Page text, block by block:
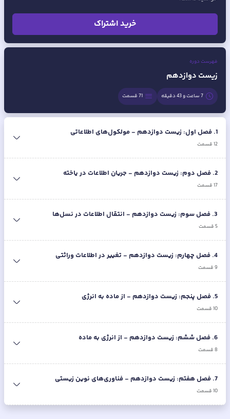
خرید اشتراک
فهرست دوره
زیست دوازدهم
7 ساعت و 43 دقیقه 71قسمت
1
. فصل اول: زیست دوازدهم - مولکول‌های اطلاعاتی
12قسمت
2
. فصل دوم: زیست دوازدهم - جریان اطلاعات در یاخته
17قسمت
3
. فصل سوم: زیست دوازدهم - انتقال اطلاعات در نسل‌ها
5قسمت
4
. فصل چهارم: زیست دوازدهم - تغییر در اطلاعات وراثتی
9قسمت
5
. فصل پنجم: زیست دوازدهم - از ماده به انرژی
10قسمت
6
. فصل ششم: زیست دوازدهم - از انرژی به ماده
8قسمت
7
. فصل هفتم: زیست دوازدهم - فناوری‌های نوین زیستی
10قسمت